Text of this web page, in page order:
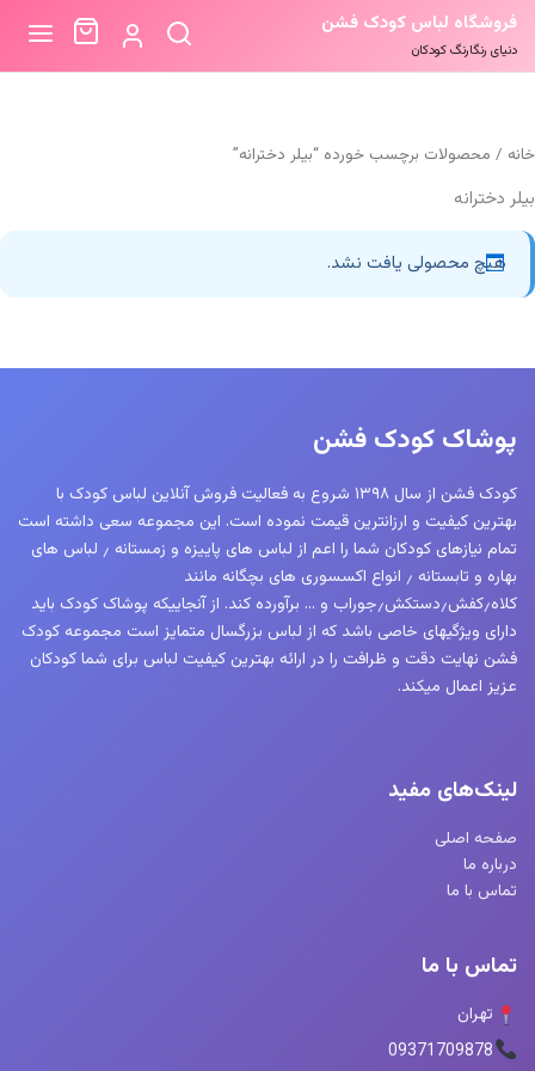
فروشگاه لباس کودک فشن
دنیای رنگارنگ کودکان
خانه / محصولات برچسب خورده “بیلر دخترانه”
بیلر دخترانه
هیچ محصولی یافت نشد.
پوشاک کودک فشن
کودک فشن از سال ۱۳۹۸ شروع به فعالیت فروش آنلاین لباس کودک با
بهترین کیفیت و ارزانترین قیمت نموده است. این مجموعه سعی داشته است
تمام نیازهای کودکان شما را اعم از لباس های پاییزه و زمستانه ٫ لباس های
بهاره و تابستانه ٫ انواع اکسسوری های بچگانه مانند
کلاه٫کفش٫دستکش٫جوراب و … برآورده کند. از آنجاییکه پوشاک کودک باید
دارای ویژگیهای خاصی باشد که از لباس بزرگسال متمایز است مجموعه کودک
فشن نهایت دقت و ظرافت را در ارائه بهترین کیفیت لباس برای شما کودکان
عزیز اعمال میکند.
لینک‌های مفید
صفحه اصلی
درباره ما
تماس با ما
تماس با ما
تهران
09371709878